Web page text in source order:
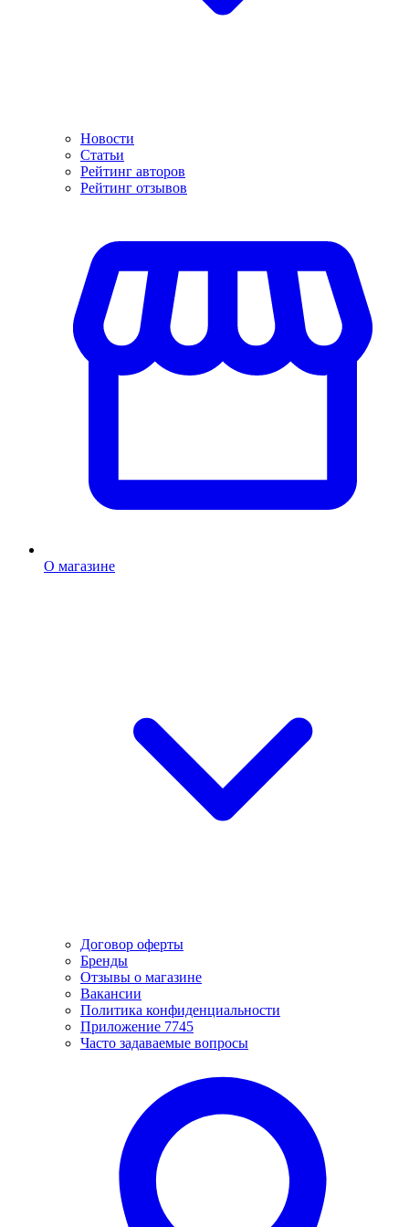
Новости
Статьи
Рейтинг авторов
Рейтинг отзывов
О магазине
Договор оферты
Бренды
Отзывы о магазине
Вакансии
Политика конфиденциальности
Приложение 7745
Часто задаваемые вопросы